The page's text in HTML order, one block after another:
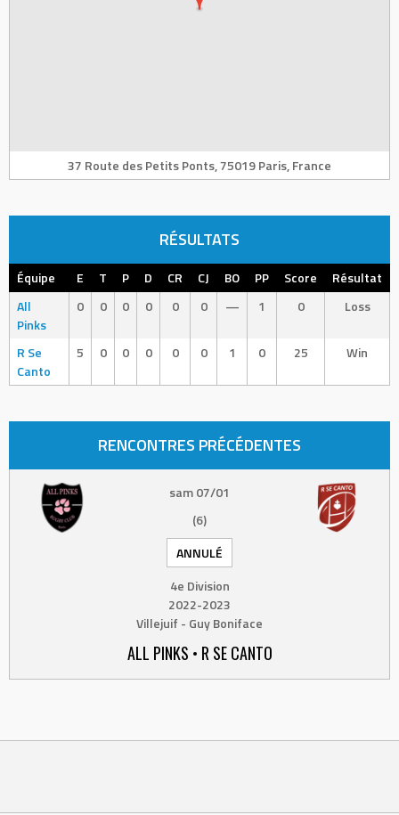
37 Route des Petits Ponts, 75019 Paris, France
RÉSULTATS
Équipe E T P D CR CJ BO PP Score
Résultat
All
Pinks
0 0 0 0 0 0 — 1 0 Loss
R Se
Canto
5 0 0 0 0 0 1 0 25 Win
RENCONTRES PRÉCÉDENTES
sam 07/01
(6)
ANNULÉ
4e Division
2022-2023
Villejuif - Guy Boniface
ALL PINKS • R SE CANTO